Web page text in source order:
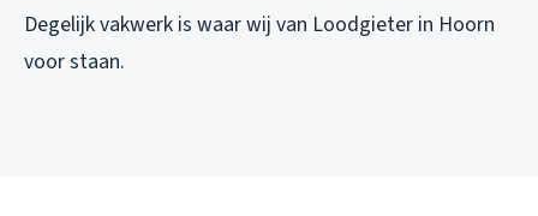
Degelijk vakwerk is waar wij van Loodgieter in Hoorn
voor staan.